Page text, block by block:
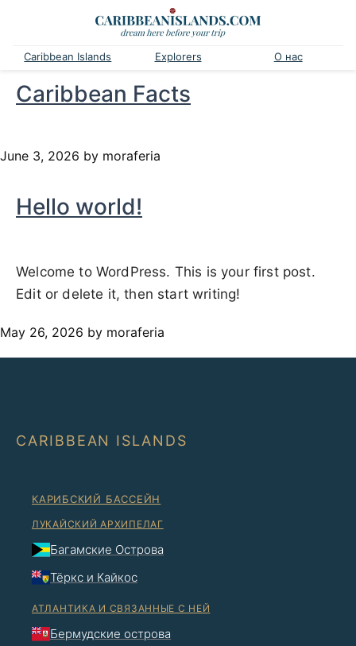
Caribbean Islands Explorers О нас
Caribbean Facts
June 3, 2026 by moraferia
Hello world!
Welcome to WordPress. This is your first post.
Edit or delete it, then start writing!
May 26, 2026 by moraferia
CARIBBEAN ISLANDS
КАРИБСКИЙ БАССЕЙН
ЛУКАЙСКИЙ АРХИПЕЛАГ
Багамские Острова
Тёркс и Кайкос
АТЛАНТИКА И СВЯЗАННЫЕ С НЕЙ
Бермудские острова